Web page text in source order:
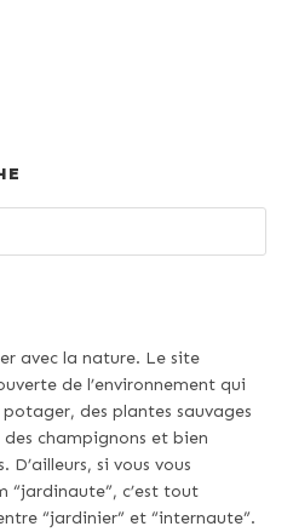
avec la nature. Le site
de l’environnement qui
des plantes sauvages
champignons et bien
D’ailleurs, si vous vous
“jardinaute”, c’est tout
“jardinier” et “internaute”.